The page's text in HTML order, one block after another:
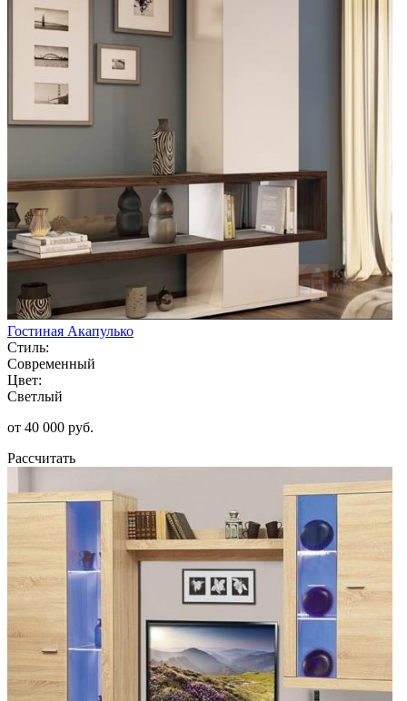
Гостиная Акапулько
Стиль:
Современный
Цвет:
Светлый
от 40 000 руб.
Рассчитать